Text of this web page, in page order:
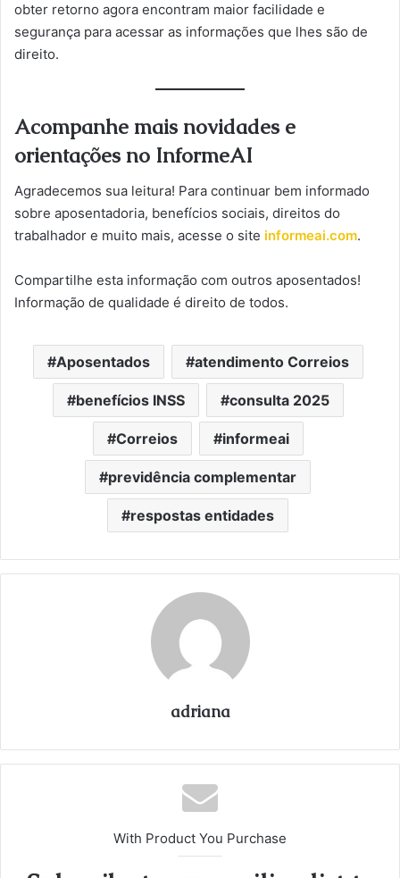
obter retorno agora encontram maior facilidade e
segurança para acessar as informações que lhes são de
direito.
Acompanhe mais novidades e
orientações no InformeAI
Agradecemos sua leitura! Para continuar bem informado
sobre aposentadoria, benefícios sociais, direitos do
trabalhador e muito mais, acesse o site informeai.com.
Compartilhe esta informação com outros aposentados!
Informação de qualidade é direito de todos.
Aposentados atendimento Correios
benefícios INSS consulta 2025
Correios informeai
previdência complementar
respostas entidades
adriana
With Product You Purchase